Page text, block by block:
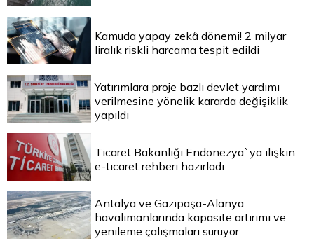
Kamuda yapay zekâ dönemi! 2 milyar
liralık riskli harcama tespit edildi
Yatırımlara proje bazlı devlet yardımı
verilmesine yönelik kararda değişiklik
yapıldı
Ticaret Bakanlığı Endonezya`ya ilişkin
e-ticaret rehberi hazırladı
Antalya ve Gazipaşa-Alanya
havalimanlarında kapasite artırımı ve
yenileme çalışmaları sürüyor